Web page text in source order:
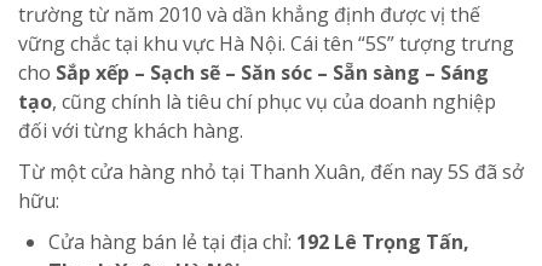
trường từ năm 2010 và dần khẳng định được vị thế
vững chắc tại khu vực Hà Nội. Cái tên “5S” tượng trưng
cho Sắp xếp – Sạch sẽ – Săn sóc – Sẵn sàng – Sáng
tạo, cũng chính là tiêu chí phục vụ của doanh nghiệp
đối với từng khách hàng.
Từ một cửa hàng nhỏ tại Thanh Xuân, đến nay 5S đã sở
hữu:
Cửa hàng bán lẻ tại địa chỉ: 192 Lê Trọng Tấn,